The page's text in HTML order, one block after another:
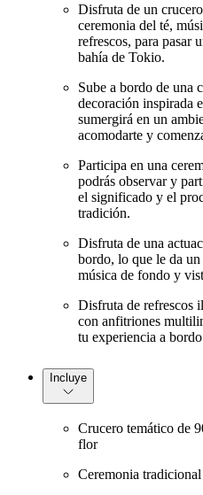
Disfruta de un
ceremonia del té,
refrescos, para pasar
bahía de Tokio.
Sube a bordo de una
decoración inspirada
sumergirá en un
acomodarte y
Participa en una
podrás observar y
el significado y el
tradición.
Disfruta de una
bordo, lo que le da
música de fondo y
Disfruta de refrescos
con anfitriones
tu experiencia a
Incluye
Crucero temático de
flor
Ceremonia